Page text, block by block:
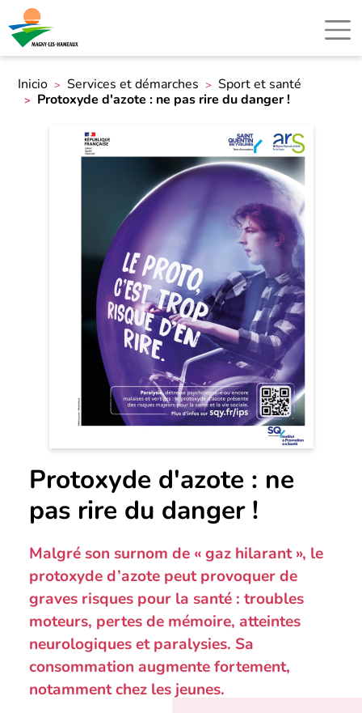
Inicio Services et démarches
Sport et santé
Protoxyde d'azote : ne pas rire du danger !
Protoxyde d'azote : ne
pas rire du danger !
Malgré son surnom de « gaz hilarant », le
protoxyde d’azote peut provoquer de
graves risques pour la santé : troubles
moteurs, pertes de mémoire, atteintes
neurologiques et paralysies. Sa
consommation augmente fortement,
notamment chez les jeunes.